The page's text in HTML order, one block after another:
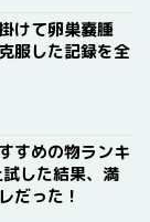
けて卵巣嚢腫
服した記録を全
すめの物ランキ
した結果、満
だった！